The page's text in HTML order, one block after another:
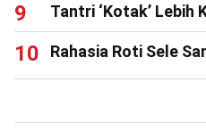
Tantri ‘Kotak’ Lebih
Rahasia Roti Sele